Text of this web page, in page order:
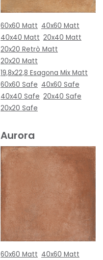
60x60 Matt 40x60 Matt
40x40 Matt 20x40 Matt
20x20 Retrò Matt
20x20 Matt
19,8x22,8 Esagona Mix Matt
60x60 Safe 40x60 Safe
40x40 Safe 20x40 Safe
20x20 Safe
Aurora
60x60 Matt 40x60 Matt